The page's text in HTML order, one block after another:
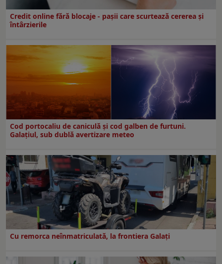
Credit online fără blocaje - pașii care scurtează cererea și
întârzierile
Cod portocaliu de caniculă și cod galben de furtuni.
Galațiul, sub dublă avertizare meteo
Cu remorca neînmatriculată, la frontiera Galați